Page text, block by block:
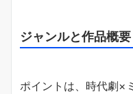
ジャンルと作品概要
ポイントは、時代劇×